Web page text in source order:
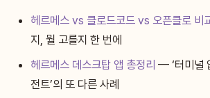
헤르메스 vs 클로드코드 vs 오픈클로 비
지, 뭘 고를지 한 번에
헤르메스 데스크탑 앱 총정리 — ‘터미널
전트’의 또 다른 사례